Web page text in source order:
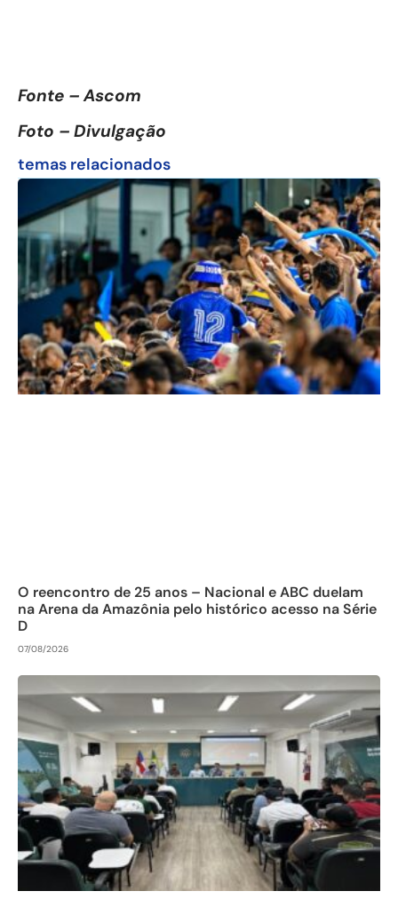
Fonte – Ascom
Foto – Divulgação
temas relacionados
O reencontro de 25 anos – Nacional e ABC duelam
na Arena da Amazônia pelo histórico acesso na Série
D
07/08/2026